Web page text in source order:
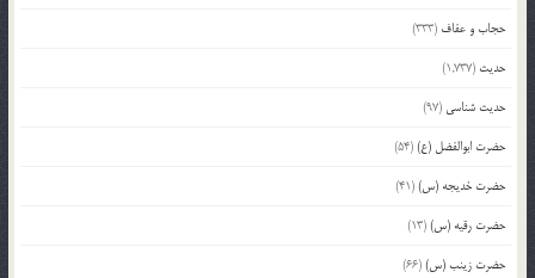
حجاب و عفاف (333)
حدیث (1,737)
حدیث شناسی (97)
حضرت ابوالفضل (ع)(54)
حضرت خدیجه (س)(41)
حضرت رقیه (س)(13)
حضرت زینب (س)(66)